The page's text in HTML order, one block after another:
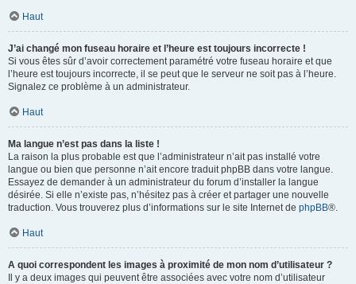
Haut
J’ai changé mon fuseau horaire et l’heure est toujours incorrecte !
Si vous êtes sûr d’avoir correctement paramétré votre fuseau horaire et que
l’heure est toujours incorrecte, il se peut que le serveur ne soit pas à l’heure.
Signalez ce problème à un administrateur.
Haut
Ma langue n’est pas dans la liste !
La raison la plus probable est que l’administrateur n’ait pas installé votre
langue ou bien que personne n’ait encore traduit phpBB dans votre langue.
Essayez de demander à un administrateur du forum d’installer la langue
désirée. Si elle n’existe pas, n’hésitez pas à créer et partager une nouvelle
traduction. Vous trouverez plus d’informations sur le site Internet de phpBB®.
Haut
A quoi correspondent les images à proximité de mon nom d’utilisateur ?
Il y a deux images qui peuvent être associées avec votre nom d’utilisateur